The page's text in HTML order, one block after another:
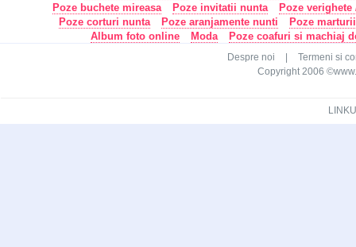
Poze buchete mireasa
Poze invitatii nunta
Poze
Poze corturi nunta
Poze aranjamente nunti
Poze
Album foto online
Moda Poze coafuri si machiaj
Despre noi
Termeni si
Copyright 2006